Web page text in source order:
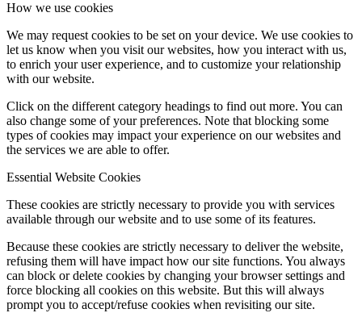
How we use cookies
We may request cookies to be set on your device. We use cookies to
let us know when you visit our websites, how you interact with us,
to enrich your user experience, and to customize your relationship
with our website.
Click on the different category headings to find out more. You can
also change some of your preferences. Note that blocking some
types of cookies may impact your experience on our websites and
the services we are able to offer.
Essential Website Cookies
These cookies are strictly necessary to provide you with services
available through our website and to use some of its features.
Because these cookies are strictly necessary to deliver the website,
refusing them will have impact how our site functions. You always
can block or delete cookies by changing your browser settings and
force blocking all cookies on this website. But this will always
prompt you to accept/refuse cookies when revisiting our site.